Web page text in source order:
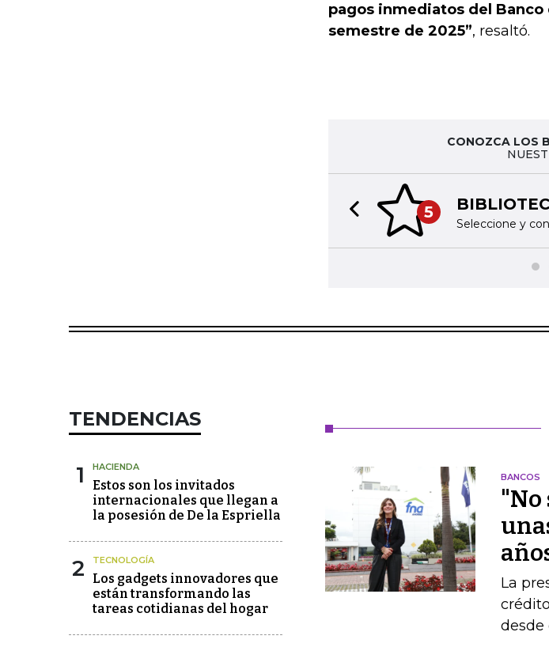
pagos inmediatos del Banco
semestre de 2025”, resaltó.
CONOZCA LOS
5
Seleccione y
Previous slide
TENDENCIAS
1 HACIENDA
Estos son los invitados
internacionales que llegan a
la posesión de De la Espriella
2 TECNOLOGÍA
Los gadgets innovadores que
están transformando las
tareas cotidianas del hogar
BANCOS
"No
La
desde